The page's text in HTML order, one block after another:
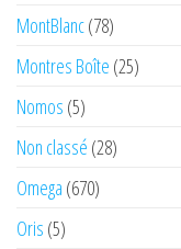
MontBlanc(78)
Montres Boîte (25)
Nomos (5)
Non classé (28)
Omega (670)
Oris (5)